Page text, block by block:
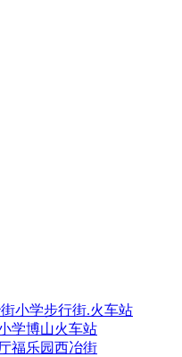
小学步行街.火车站
学博山火车站
福乐园西冶街